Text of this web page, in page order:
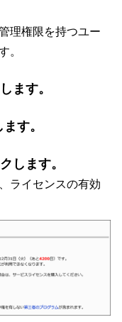
理権限を持つユー
。
ます。
す。
します。
ライセンスの有効